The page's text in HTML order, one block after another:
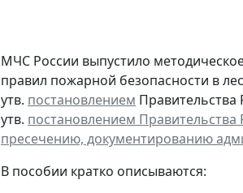
МЧС России выпустило
правил пожарной безопасности в
утв. постановлением Правительства
утв. постановлением
пресечению, документированию
В пособии кратко описываются: